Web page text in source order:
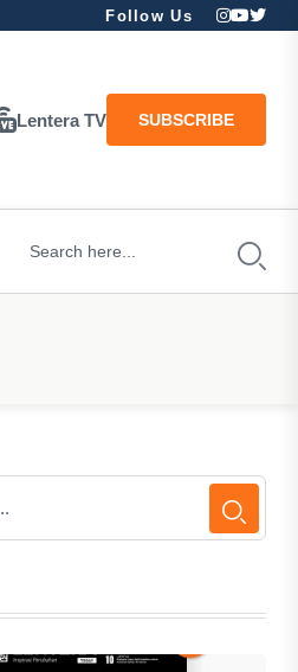
Follow Us
Lentera TV SUBSCRIBE